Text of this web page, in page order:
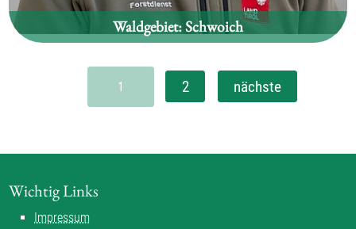
Waldgebiet:Schwoich
1 2 nächste
Wichtig Links
Impressum